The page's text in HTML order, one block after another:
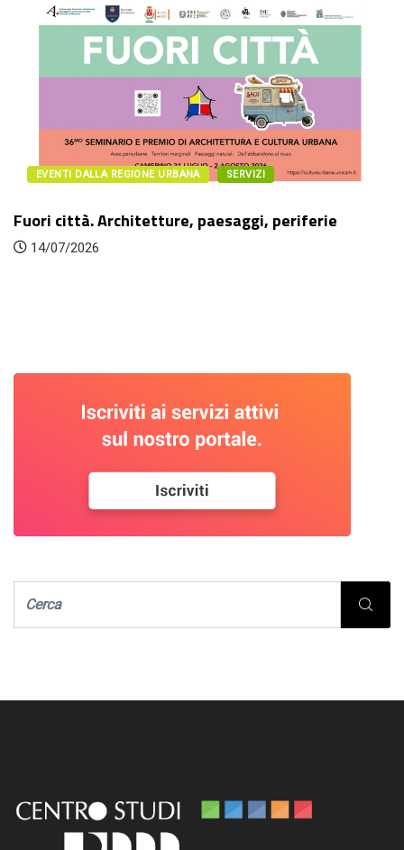
EVENTI DALLA REGIONE URBANA SERVIZI
Fuori città. Architetture, paesaggi, periferie
14/07/2026